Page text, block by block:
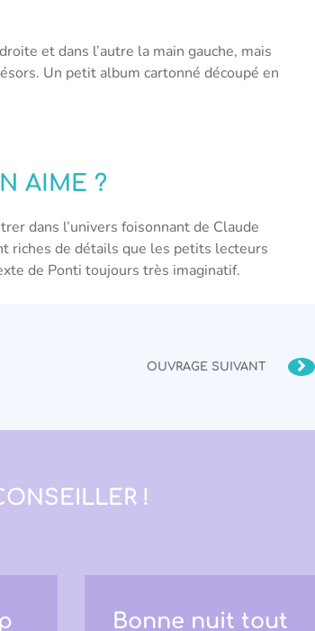
et dans l’autre la main gauche, mais
Un petit album cartonné découpé en
AIME ?
dans l’univers foisonnant de Claude
riches de détails que les petits lecteurs
de Ponti toujours très imaginatif.
OUVRAGE SUIVANT
!
Bonne nuit tout